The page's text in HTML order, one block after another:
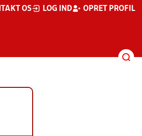
OS LOG IND OPRET PROFIL